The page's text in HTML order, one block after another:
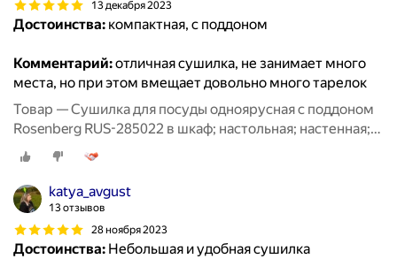
13 декабря 2023
Достоинства: компактная, с поддоном
Комментарий:отличная сушилка, не занимает много
места, но при этом вмещает довольно много тарелок
Товар — Сушилка для посуды одноярусная с поддоном
Rosenberg RUS-285022 в шкаф; настольная; настенная;
для столовых приборов; для стаканов; сушка для
посуды; посудосушитель; металлическая
katya_avgust
13 отзывов
28 ноября 2023
Достоинства: Небольшая и удобная сушилка